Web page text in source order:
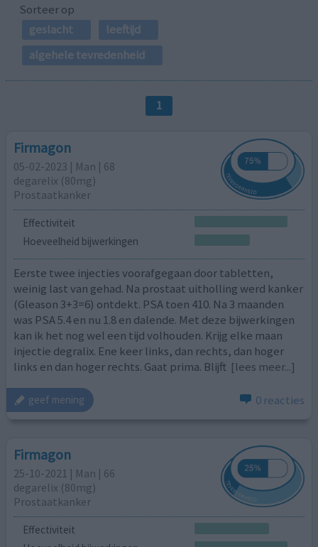
Sorteer op
geslacht
leeftijd
algehele tevredenheid
1
Firmagon
05-02-2023 | Man | 68
degarelix (80mg)
Prostaatkanker
Effectiviteit
Hoeveelheid bijwerkingen
Eerste twee injecties voorafgegaan door tabletten,
weinig last van gehad. Na prostaat uitholling werd kanker
(Gleason 3+3=6) ontdekt. PSA toen 410. Na 3 maanden
was PSA 5.4 en nu 1.8 en dalende. Met deze bijwerkingen
kan ik het nog wel een tijd volhouden. Krijg elke maan
injectie degralix. Ene keer links, dan rechts, dan hoger
links en dan hoger rechts. Gaat prima. Blijft [lees meer...]
geef mening 0 reacties
Firmagon
25-10-2021 | Man | 66
degarelix (80mg)
Prostaatkanker
Effectiviteit